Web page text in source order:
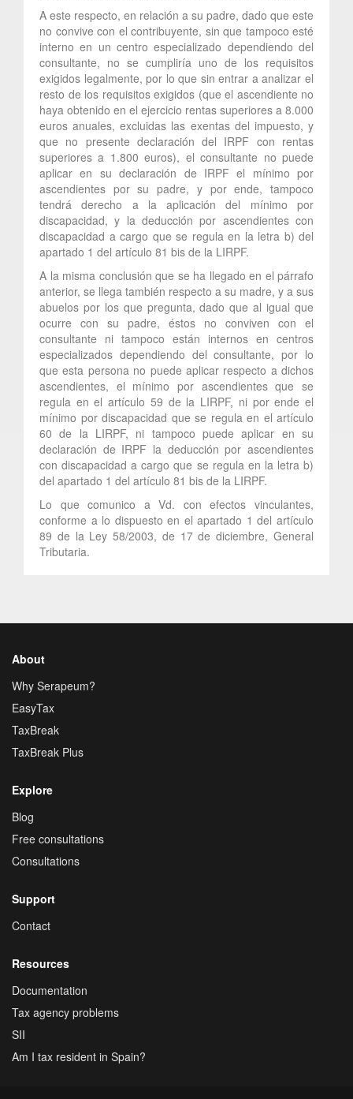
A este respecto, en relación a su padre, dado que este
no convive con el contribuyente, sin que tampoco esté
interno en un centro especializado dependiendo del
consultante, no se cumpliría uno de los requisitos
exigidos legalmente, por lo que sin entrar a analizar el
resto de los requisitos exigidos (que el ascendiente no
haya obtenido en el ejercicio rentas superiores a 8.000
euros anuales, excluidas las exentas del impuesto, y
que no presente declaración del IRPF con rentas
superiores a 1.800 euros), el consultante no puede
aplicar en su declaración de IRPF el mínimo por
ascendientes por su padre, y por ende, tampoco
tendrá derecho a la aplicación del mínimo por
discapacidad, y la deducción por ascendientes con
discapacidad a cargo que se regula en la letra b) del
apartado 1 del artículo 81 bis de la LIRPF.
A la misma conclusión que se ha llegado en el párrafo
anterior, se llega también respecto a su madre, y a sus
abuelos por los que pregunta, dado que al igual que
ocurre con su padre, éstos no conviven con el
consultante ni tampoco están internos en centros
especializados dependiendo del consultante, por lo
que esta persona no puede aplicar respecto a dichos
ascendientes, el mínimo por ascendientes que se
regula en el artículo 59 de la LIRPF, ni por ende el
mínimo por discapacidad que se regula en el artículo
60 de la LIRPF, ni tampoco puede aplicar en su
declaración de IRPF la deducción por ascendientes
con discapacidad a cargo que se regula en la letra b)
del apartado 1 del artículo 81 bis de la LIRPF.
Lo que comunico a Vd. con efectos vinculantes,
conforme a lo dispuesto en el apartado 1 del artículo
89 de la Ley 58/2003, de 17 de diciembre, General
Tributaria.
About
Why Serapeum?
EasyTax
TaxBreak
TaxBreak Plus
Explore
Blog
Free consultations
Consultations
Support
Contact
Resources
Documentation
Tax agency problems
SII
Am I tax resident in Spain?